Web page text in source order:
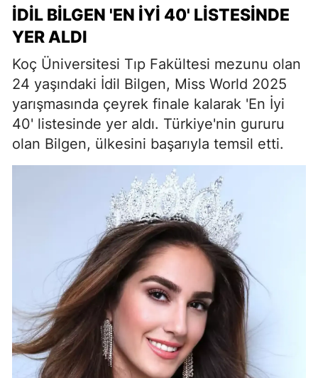
İDIL BILGEN 'EN İYI 40' LISTESINDE
YER ALDI
Koç Üniversitesi Tıp Fakültesi mezunu olan
24 yaşındaki İdil Bilgen, Miss World 2025
yarışmasında çeyrek finale kalarak 'En İyi
40' listesinde yer aldı. Türkiye'nin gururu
olan Bilgen, ülkesini başarıyla temsil etti.